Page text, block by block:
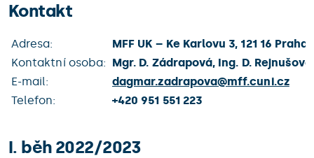
Kontakt
Adresa:
MFF UK – Ke Karlovu 3, 121 16 Praha
Kontaktní osoba: Mgr. D. Zádrapová, Ing. D. Rejnušová
E-mail:
dagmar.zadrapova@mff.cuni.cz
Telefon:
+420 951 551 223
I. běh 2022/2023